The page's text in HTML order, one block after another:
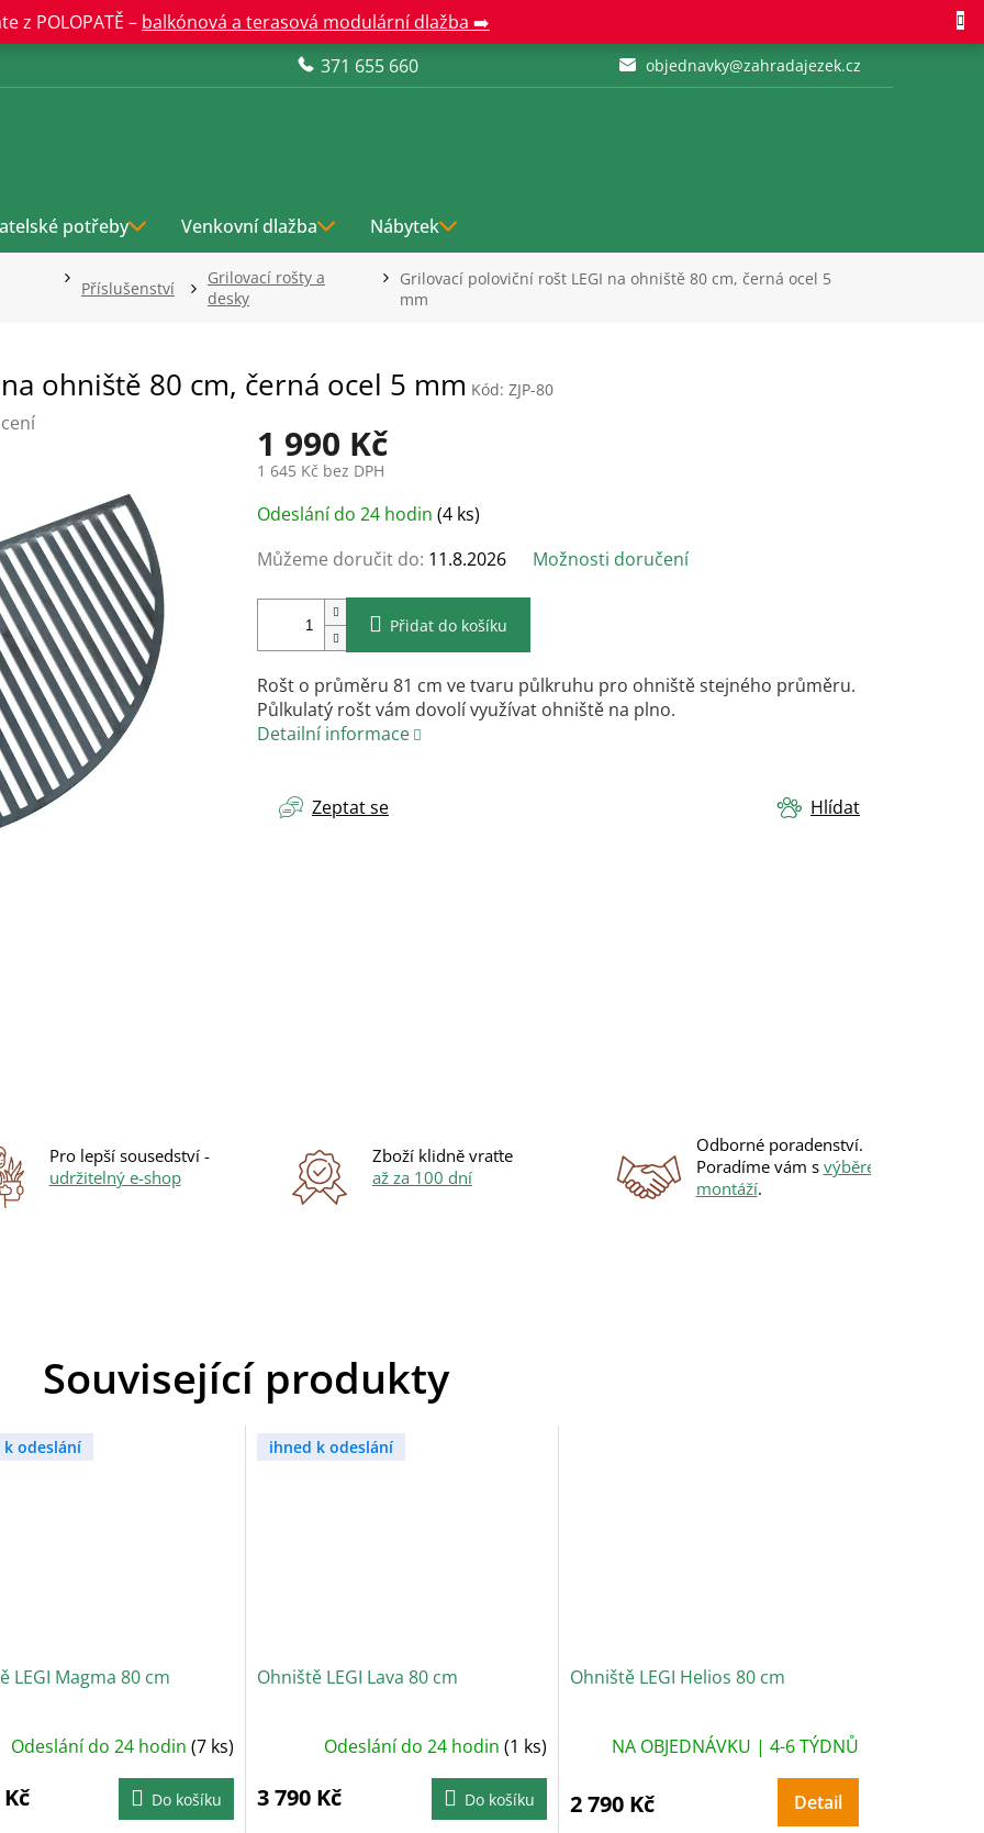
z POLOPATĚ – balkónová a terasová modulární dlažba ➡️
371 655 660
objednavky@zahradajezek.cz
potřeby Venkovní dlažba Nábytek
Příslušenství
Grilovací rošty a
desky
Grilovací poloviční rošt LEGI na ohniště 80 cm, černá ocel 5
mm
ohniště 80 cm, černá ocel 5 mm Kód: ZJP-80
1 990 Kč
1 645 Kč bez DPH
Měrná
cena:
Odeslání do 24 hodin (4 ks)
Můžeme doručit do: 11.8.2026 Možnosti doručení
Přidat do košíku
Rošt o průměru 81 cm ve tvaru půlkruhu pro ohniště stejného průměru.
Půlkulatý rošt vám dovolí využívat ohniště na plno.
Detailní informace
Zeptat se Hlídat
Pro lepší sousedství -
udržitelný e-shop
Zboží klidně vraťte
až za 100 dní
Odborné poradenství.
Poradíme vám s výběrem
montáží.
Související produkty
k odeslání
LEGI Magma 80 cm
Odeslání do 24 hodin (7 ks)
Do košíku
ihned k odeslání
Ohniště LEGI Lava 80 cm
Odeslání do 24 hodin (1 ks)
3 790 Kč Do košíku
Ohniště LEGI Helios 80 cm
NA OBJEDNÁVKU | 4-6 TÝDNŮ
2 790 Kč Detail